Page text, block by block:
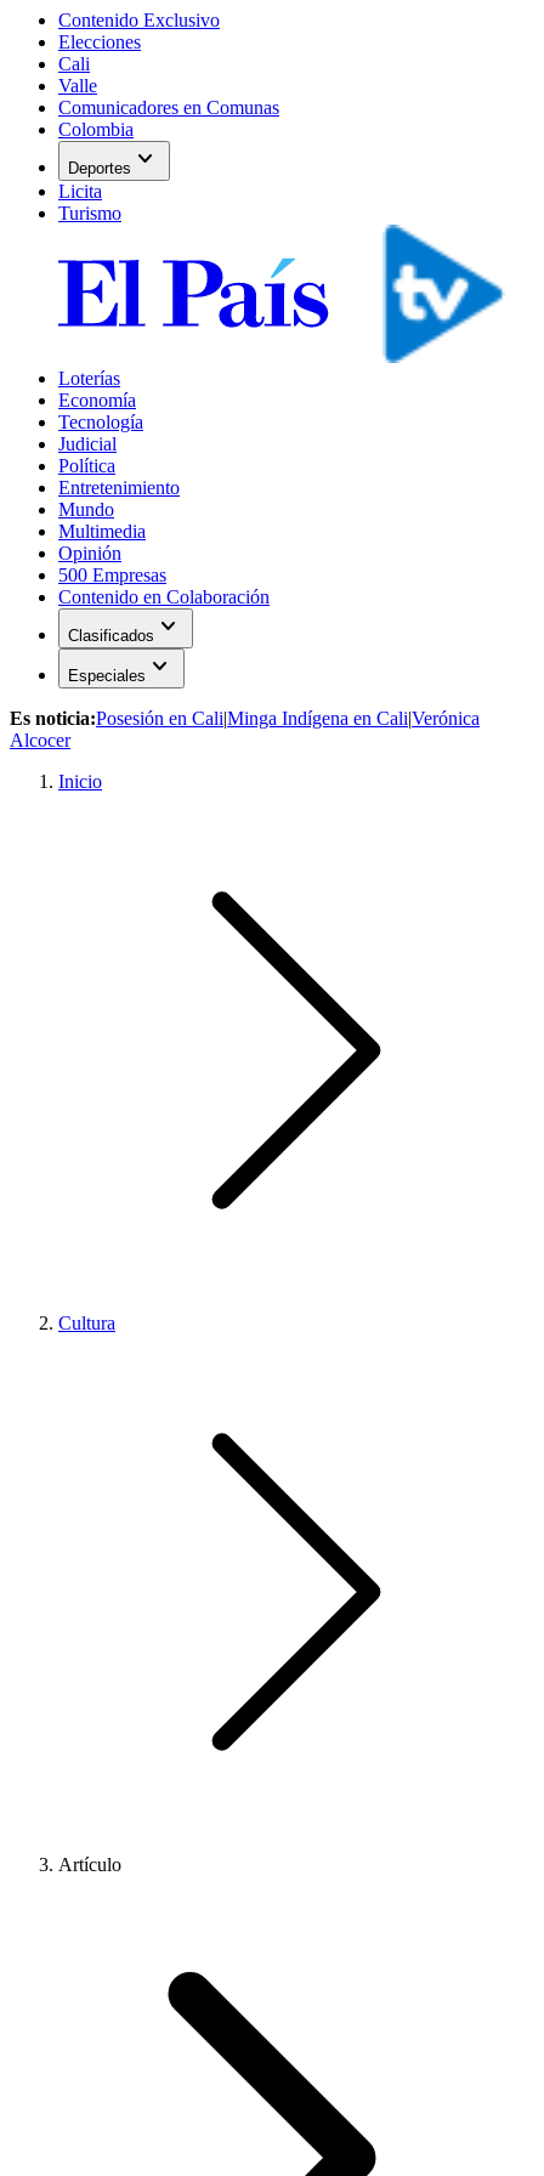
Contenido Exclusivo
Elecciones
Cali
Valle
Comunicadores en Comunas
Colombia
Deportes expand_more
Licita
Turismo
Loterías
Economía
Tecnología
Judicial
Política
Entretenimiento
Mundo
Multimedia
Opinión
500 Empresas
Contenido en Colaboración
Clasificados expand_more
Especiales expand_more
Es noticia:Posesión en Cali|Minga Indígena en Cali|Verónica
Alcocer
Inicio
Cultura
Artículo